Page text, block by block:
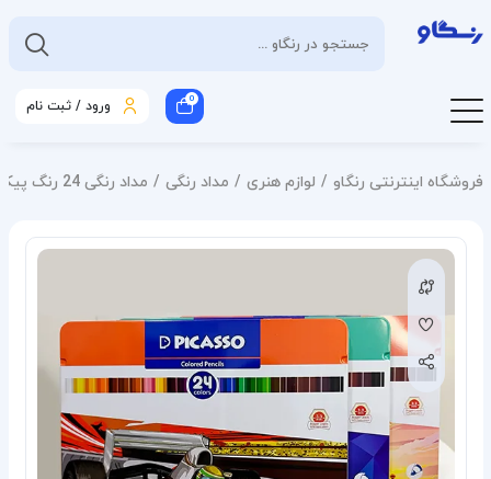
0 ورود / ثبت نام
فروشگاه اینترنتی رنگاو لوازم هنری مداد رنگی مداد رنگی 24 رنگ پیکاسو جعبه فلزی کد 123